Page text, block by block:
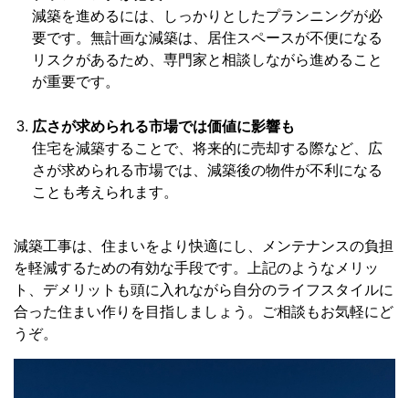
減築を進めるには、しっかりとしたプランニングが必
要です。無計画な減築は、居住スペースが不便になる
リスクがあるため、専門家と相談しながら進めること
が重要です。
広さが求められる市場では価値に影響も
住宅を減築することで、将来的に売却する際など、広
さが求められる市場では、減築後の物件が不利になる
ことも考えられます。
減築工事は、住まいをより快適にし、メンテナンスの負担
を軽減するための有効な手段です。上記のようなメリッ
ト、デメリットも頭に入れながら自分のライフスタイルに
合った住まい作りを目指しましょう。ご相談もお気軽にど
うぞ。